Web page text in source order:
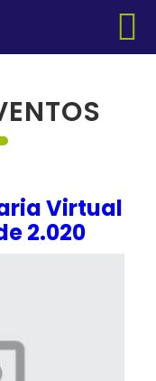
Virtual
2.020